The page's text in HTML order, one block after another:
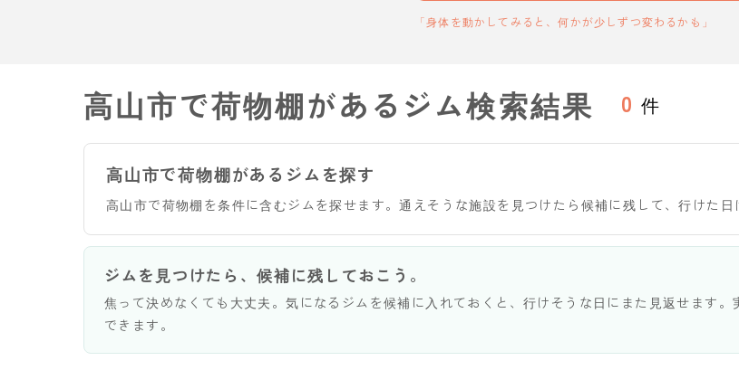
「身体を動かしてみると、何かが少しずつ変わるかも」
高山市で荷物棚があるジム検索結果 0 件
高山市で荷物棚があるジムを探す
高山市で荷物棚を条件に含むジムを探せます。通えそうな施設を見つけたら候補に残して、行けた日
ジムを見つけたら、候補に残しておこう。
焦って決めなくても大丈夫。気になるジムを候補に入れておくと、行けそうな日にまた見返せます
できます。